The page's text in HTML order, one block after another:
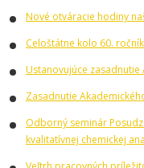
Nové otváracie hodiny
Celoštátne kolo 60.
Ustanovujúce zasadnutie
Zasadnutie
Odborný seminár
kvalitatívnej chemickej